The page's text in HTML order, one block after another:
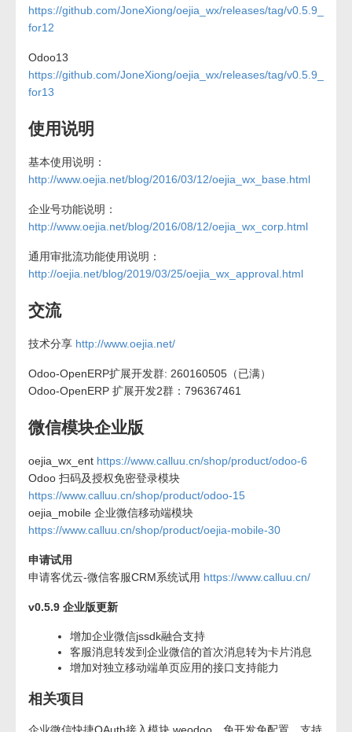
https://github.com/JoneXiong/oejia_wx/releases/tag/v0.5.9_
for12
Odoo13
https://github.com/JoneXiong/oejia_wx/releases/tag/v0.5.9_
for13
使用说明
基本使用说明：
http://www.oejia.net/blog/2016/03/12/oejia_wx_base.html
企业号功能说明：
http://www.oejia.net/blog/2016/08/12/oejia_wx_corp.html
通用审批流功能使用说明：
http://oejia.net/blog/2019/03/25/oejia_wx_approval.html
交流
技术分享 http://www.oejia.net/
Odoo-OpenERP扩展开发群: 260160505（已满）
Odoo-OpenERP 扩展开发2群：796367461
微信模块企业版
oejia_wx_ent https://www.calluu.cn/shop/product/odoo-6
Odoo 扫码及授权免密登录模块
https://www.calluu.cn/shop/product/odoo-15
oejia_mobile 企业微信移动端模块
https://www.calluu.cn/shop/product/oejia-mobile-30
申请试用
申请客优云-微信客服CRM系统试用 https://www.calluu.cn/
v0.5.9 企业版更新
增加企业微信jssdk融合支持
客服消息转发到企业微信的首次消息转为卡片消息
增加对独立移动端单页应用的接口支持能力
相关项目
企业微信快捷OAuth接入模块 weodoo，免开发免配置，支持